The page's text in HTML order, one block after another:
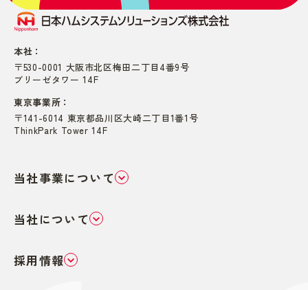
本社：
〒530-0001 大阪市北区梅田二丁目4番9号
ブリーゼタワー 14F
東京事業所：
〒141-6014 東京都品川区大崎二丁目1番1号
ThinkPark Tower 14F
当社事業について
当社について
採用情報